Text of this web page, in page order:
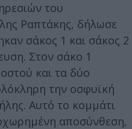
του
Ραπτάκης, δήλωσε
σάκος 1 και σάκος 2
Στον σάκο 1
και τα δύο
την οσφυϊκή
Αυτό το κομμάτι
αποσύνθεση,